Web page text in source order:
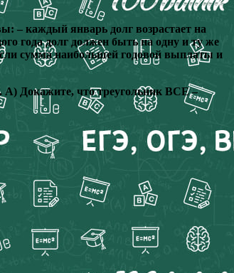
– каждый январь долг возрастает на
года долг должен быть на одну и ту же
сумма наибольшей годовой выплаты и
А) Докажите, что треугольник ВСЕ –